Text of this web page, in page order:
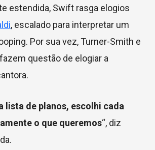
estendida, Swift rasga elogios
, escalado para interpretar um
Por sua vez, Turner-Smith e
questão de elogiar a
lista de planos, escolhi cada
o que queremos“, diz